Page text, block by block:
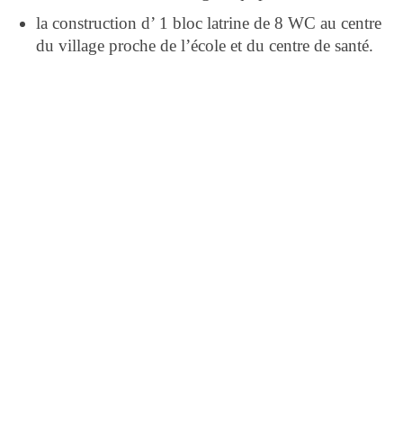
la construction d’ 1 bloc latrine de 8 WC au centre
du village proche de l’école et du centre de santé.